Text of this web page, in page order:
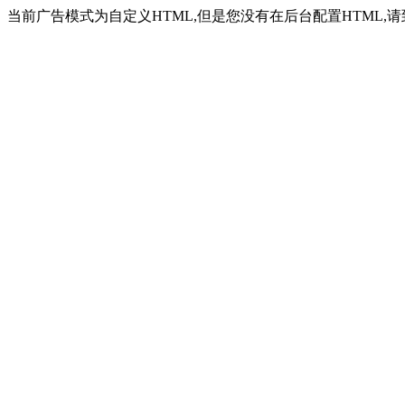
当前广告模式为自定义HTML,但是您没有在后台配置HTML,